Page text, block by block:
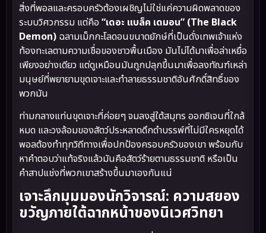
สิ่งที่พอลและครอบครัวต้องเผชิญไม่ใช่แค่ความผิดพลาดของ
ระบบวิศวกรรม แต่คือ “เดอะ แบล็ค เดมอน” (The Black
Demon) ฉลามเม็กกะโลดอนขนาดยักษ์ที่เป็นดั่งเทพเจ้าแห่ง
ท้องทะเลตามความเชื่อของชาวพื้นเมือง มันไม่ได้มาเพื่อล่าเหยื่อ
เพียงอย่างเดียว แต่ดูเหมือนมันถูกปลุกขึ้นมาเพื่อลงทัณฑ์เหล่า
มนุษย์ที่พยายามขุดเจาะและทำลายธรรมชาติอันศักดิ์สิทธิ์ของ
พวกมัน
ท่ามกลางแท่นขุดเจาะที่ค่อยๆ จมลงสู่ใต้สมุทร ออกซิเจนที่ใกล้
หมด และวงล้อมของสัตว์ประหลาดดึกดำบรรพ์ที่ไม่มีใครหยุดได้
พอลต้องทำทุกวิถีทางเพื่อปกป้องครอบครัวของเขา พร้อมกับ
หาคำตอบว่าแท้จริงแล้วมันคือสัตว์ร้ายตามธรรมชาติ หรือเป็น
คำสาปแช่งที่พวกเขาสร้างขึ้นมาเองกันแน่
เจาะลึกมุมมองนักวิจารณ์: ความสยอง
ขวัญภายใต้ฉากหน้าของนิเวศวิทยา